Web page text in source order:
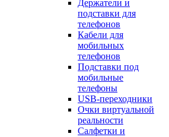
Держатели и
подставки для
телефонов
Кабели для
мобильных
телефонов
Подставки под
мобильные
телефоны
USB-переходники
Очки виртуальной
реальности
Салфетки и